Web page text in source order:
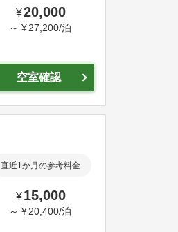
¥20,000
～ ¥ 27,200/泊
空室確認
直近1か月の参考料金
¥ 15,000
～ ¥ 20,400/泊